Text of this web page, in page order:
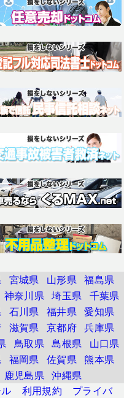
宮城県 山形県 福島県
神奈川県 埼玉県 千葉県
石川県 福井県 愛知県
滋賀県 京都府 兵庫県
鳥取県 島根県
山口県
福岡県 佐賀県 熊本県
鹿児島県 沖縄県
利用規約 プライバ